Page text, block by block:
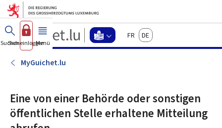
Zum Hauptmenü
Zum Inhalt
Guichet.lu
Changer
d'espace
actif
FrançaisDeutsch
Suchen
Sich einloggen
Menü Haupt-
MyGuichet.lu
Eine von einer Behörde oder sonstigen
öffentlichen Stelle erhaltene Mitteilung